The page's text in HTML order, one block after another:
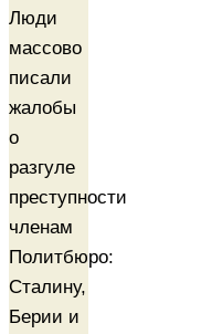
Люди
массово
писали
жалобы
о
разгуле
преступности
членам
Политбюро:
Сталину,
Берии и